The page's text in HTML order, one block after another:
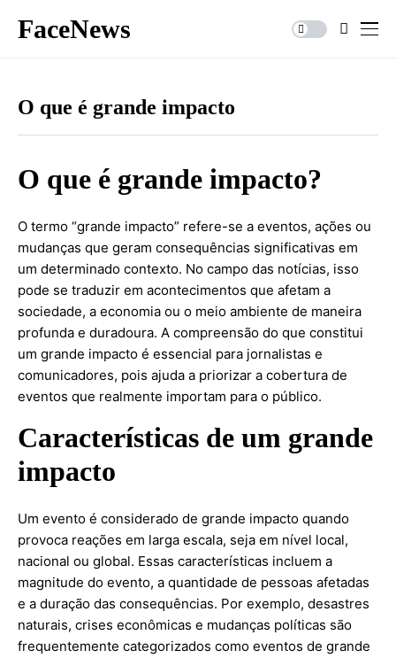
FaceNews
O que é grande impacto
O que é grande impacto?
O termo “grande impacto” refere-se a eventos, ações ou
mudanças que geram consequências significativas em
um determinado contexto. No campo das notícias, isso
pode se traduzir em acontecimentos que afetam a
sociedade, a economia ou o meio ambiente de maneira
profunda e duradoura. A compreensão do que constitui
um grande impacto é essencial para jornalistas e
comunicadores, pois ajuda a priorizar a cobertura de
eventos que realmente importam para o público.
Características de um grande
impacto
Um evento é considerado de grande impacto quando
provoca reações em larga escala, seja em nível local,
nacional ou global. Essas características incluem a
magnitude do evento, a quantidade de pessoas afetadas
e a duração das consequências. Por exemplo, desastres
naturais, crises econômicas e mudanças políticas são
frequentemente categorizados como eventos de grande